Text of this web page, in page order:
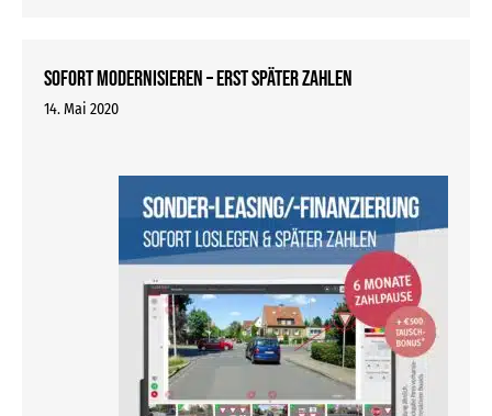
Sofort modernisieren – erst später zahlen
14. Mai 2020